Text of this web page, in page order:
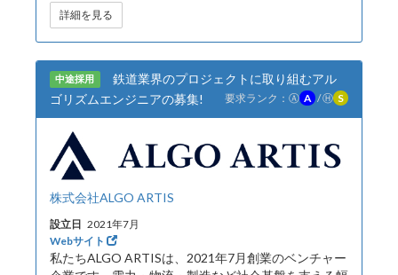
詳細を見る
中途採用
鉄道業界のプロジェクトに取り組むアル
ゴリズムエンジニアの募集!
要求ランク： Ⓐ A /Ⓗ S
株式会社ALGO ARTIS
設立日 2021年7月
Webサイト
私たちALGO ARTISは、2021年7月創業のベンチャー